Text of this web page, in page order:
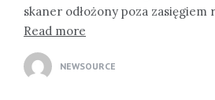
skaner odłożony poza
Read more
NEWSOURCE